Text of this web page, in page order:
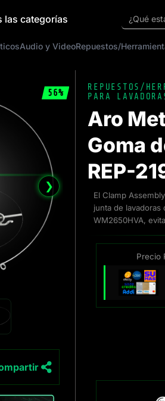
las categorías ¿Qué
Audio y VideoRepuestos/
56%
❯
REPUESTOS/
PARA
Aro
Goma
REP-
El Clamp
junta de
WM2650HVA,
Precio